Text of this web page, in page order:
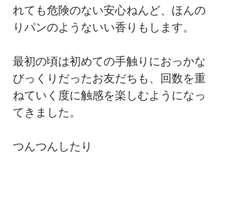
れても危険のない安心ねんど、ほんの
りパンのようないい香りもします。
最初の頃は初めての手触りにおっかな
びっくりだったお友だちも、回数を重
ねていく度に触感を楽しむようになっ
てきました。
つんつんしたり